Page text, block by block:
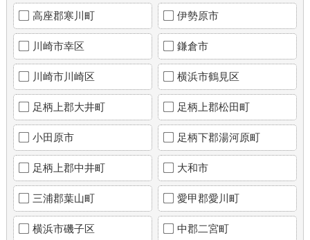
高座郡寒川町 伊勢原市
川崎市幸区 鎌倉市
川崎市川崎区 横浜市鶴見区
足柄上郡大井町 足柄上郡松田町
小田原市 足柄下郡湯河原町
足柄上郡中井町 大和市
三浦郡葉山町 愛甲郡愛川町
横浜市磯子区 中郡二宮町